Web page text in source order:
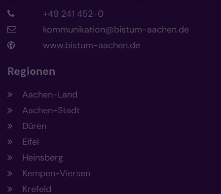
+49 241 452-0
kommunikation@bistum-aachen.de
www.bistum-aachen.de
Regionen
Aachen-Land
Aachen-Stadt
Düren
Eifel
Heinsberg
Kempen-Viersen
Krefeld